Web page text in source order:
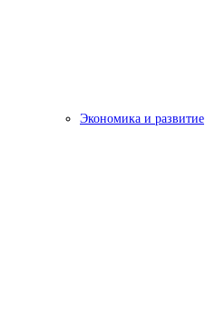
Экономика и развитие